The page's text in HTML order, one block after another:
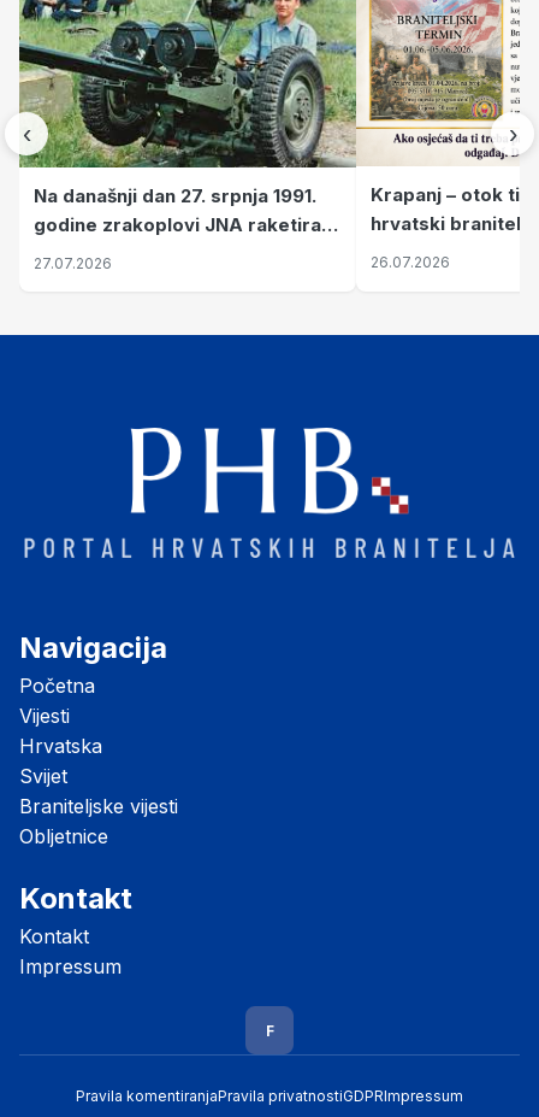
‹
Na današnji dan 27. srpnja 1991.
godine zrakoplovi JNA raketirali
su vojarnu i obučni centar "Nikola
27.07.2026
Krapanj – otok
hrvatski branitelji
pronalaze mir
26.07.2026
›
Navigacija
Početna
Vijesti
Hrvatska
Svijet
Braniteljske vijesti
Obljetnice
Kontakt
Kontakt
Impressum
F
Pravila komentiranjaPravila privatnostiGDPRImpressum